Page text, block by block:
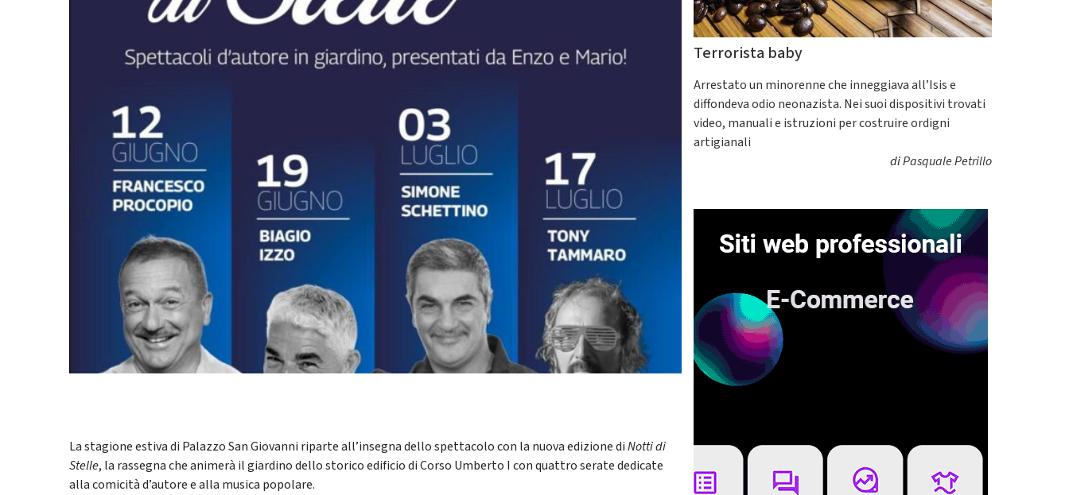
La stagione estiva di Palazzo San Giovanni riparte all’insegna dello spettacolo con la nuova edizione diNotti di
Stelle, la rassegna che animerà il giardino dello storico edificio di Corso Umberto I con quattro serate dedicate
alla comicità d’autore e alla musica popolare.
Terrorista baby
Arrestato un minorenne che inneggiava all’Isis e
diffondeva odio neonazista. Nei suoi dispositivi trovati
video, manuali e istruzioni per costruire ordigni
artigianali
diPasquale Petrillo